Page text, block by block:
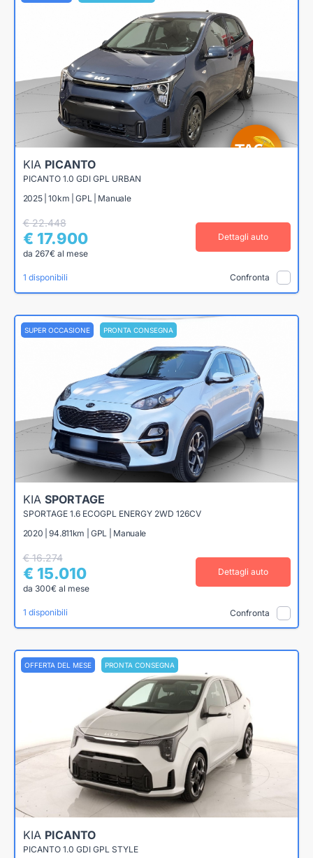
KIA PICANTO
PICANTO 1.0 GDI GPL URBAN
2025 | 10km | GPL | Manuale
€ 22.448
€ 17.900
da 267€ al mese
Dettagli auto
1 disponibili Confronta
SUPER OCCASIONE PRONTA CONSEGNA
KIA SPORTAGE
SPORTAGE 1.6 ECOGPL ENERGY 2WD 126CV
2020 | 94.811km | GPL | Manuale
€ 16.274
€ 15.010
da 300€ al mese
Dettagli auto
1 disponibili Confronta
OFFERTA DEL MESE PRONTA CONSEGNA
KIA PICANTO
PICANTO 1.0 GDI GPL STYLE